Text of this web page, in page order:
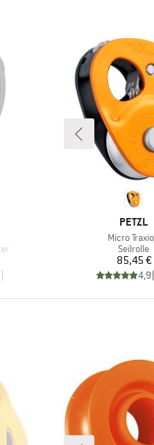
)
MARKE
PETZL
Artikel
Micro
Seilrolle
Preis
85,45 €
4,9(